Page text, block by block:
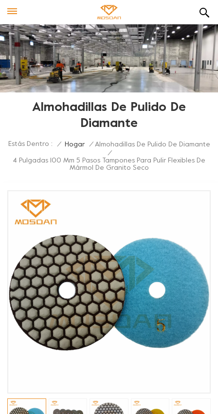
Almohadillas De Pulido De
Diamante
Estás Dentro : / Hogar / Almohadillas De Pulido De Diamante
/
4 Pulgadas 100 Mm 5 Pasos Tampones Para Pulir Flexibles De
Mármol De Granito Seco